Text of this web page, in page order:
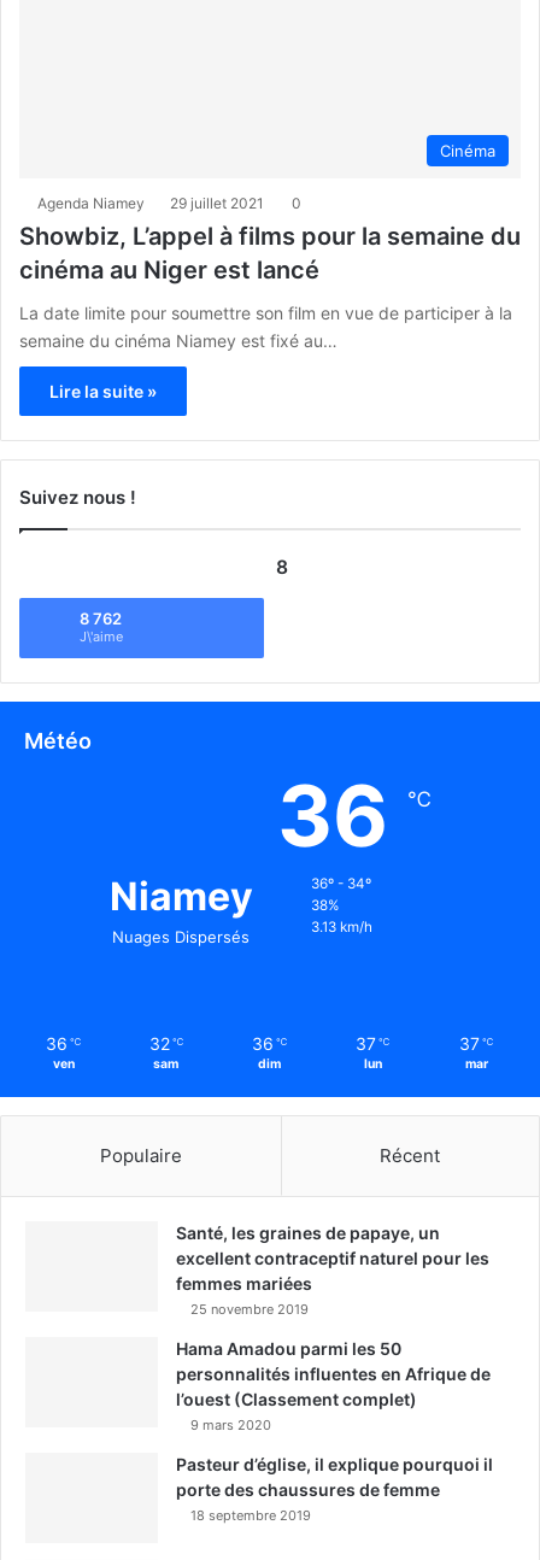
Cinéma
Agenda Niamey 29 juillet 2021 0
Showbiz, L’appel à films pour la semaine du
cinéma au Niger est lancé
La date limite pour soumettre son film en vue de participer à la
semaine du cinéma Niamey est fixé au…
Lire la suite »
Suivez nous !
8
8 762
J\'aime
Météo
Niamey
Nuages Dispersés
36 ℃
36º - 34º
38%
3.13 km/h
36 ℃
ven
32 ℃
sam
36 ℃
dim
37 ℃
lun
37 ℃
mar
Populaire Récent
Santé, les graines de papaye, un
excellent contraceptif naturel pour les
femmes mariées
25 novembre 2019
Hama Amadou parmi les 50
personnalités influentes en Afrique de
l’ouest (Classement complet)
9 mars 2020
Pasteur d’église, il explique pourquoi il
porte des chaussures de femme
18 septembre 2019